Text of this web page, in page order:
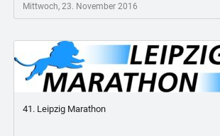
Mittwoch, 23. November 2016
41. Leipzig Marathon